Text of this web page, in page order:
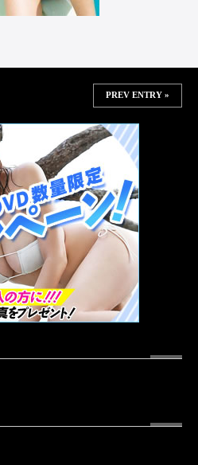
PREV ENTRY »